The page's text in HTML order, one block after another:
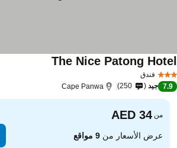
فندق
The Nice Patongمشاهدة الأسعار
7.9 جيد 250
Cape Panwa
من
عرض الأسعار من9 مواقع